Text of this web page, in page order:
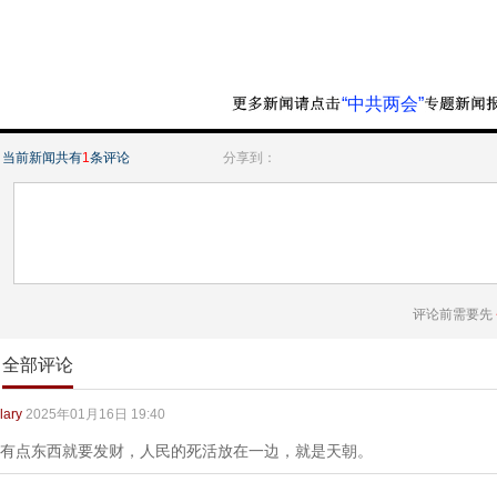
“中共两会”
当前新闻共有1条评论 分享到：
评论前需要先
全部评论
lary 2025年01月16日 19:40
有点东西就要发财，人民的死活放在一边，就是天朝。